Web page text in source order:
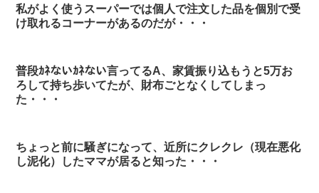
私がよく使うスーパーでは個人で注文した品を個別で受
け取れるコーナーがあるのだが・・・
普段ｶﾈないｶﾈない言ってるA、家賃振り込もうと5万お
ろして持ち歩いてたが、財布ごとなくしてしまっ
た・・・
ちょっと前に騒ぎになって、近所にクレクレ（現在悪化
し泥化）したママが居ると知った・・・